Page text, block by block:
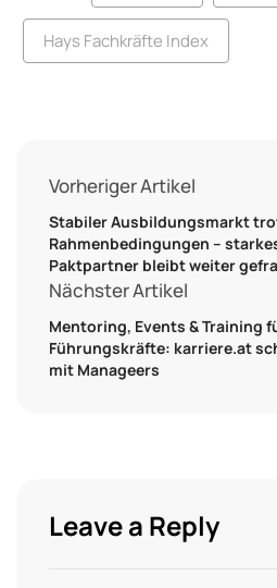
Hays Fachkräfte Index
Vorheriger Artikel
Stabiler Ausbildungsmarkt
Rahmenbedingungen –
Paktpartner bleibt weiter
Nächster Artikel
Mentoring, Events & Training
Führungskräfte: karriere.at
mit Manageers
Leave a Reply